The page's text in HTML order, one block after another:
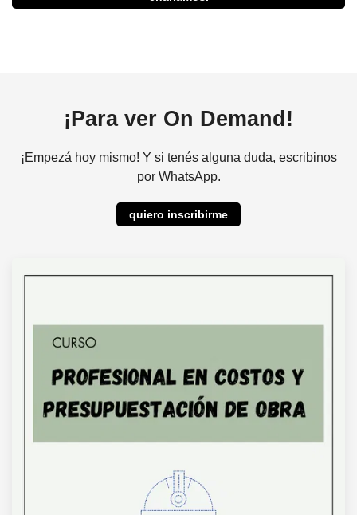
¡Para ver On Demand!
¡Empezá hoy mismo! Y si tenés alguna duda, escribinos
por WhatsApp.
quiero inscribirme